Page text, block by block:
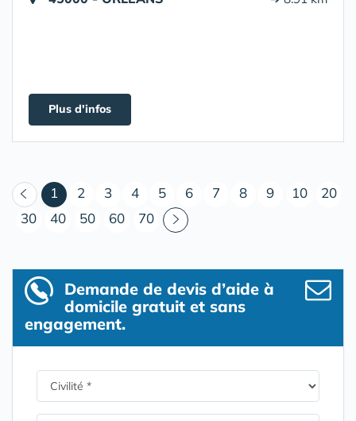
Plus d'infos
1 (courant)
2 3 4 5 6 7 8 9 10
20
30
40 50 60 70
Demande de devis d’aide à
domicile gratuit et sans
engagement.